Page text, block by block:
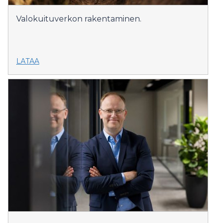
Valokuituverkon rakentaminen.
LATAA